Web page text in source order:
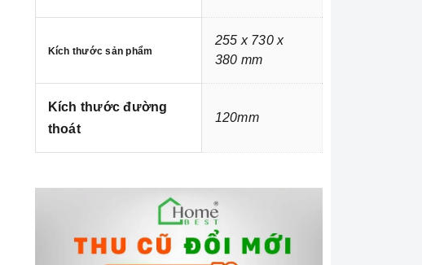
Kích thước sản phẩm
255 x 730 x
380 mm
Kích thước đường
thoát
120mm